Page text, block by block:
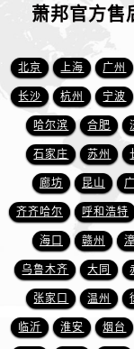
萧邦官方售
北京 上海 广州
长沙 杭州 宁波
哈尔滨 合肥
石家庄 苏州
廊坊 昆山
齐齐哈尔 呼和浩特
海口 赣州
乌鲁木齐 大同
张家口 温州
临沂 淮安 烟台